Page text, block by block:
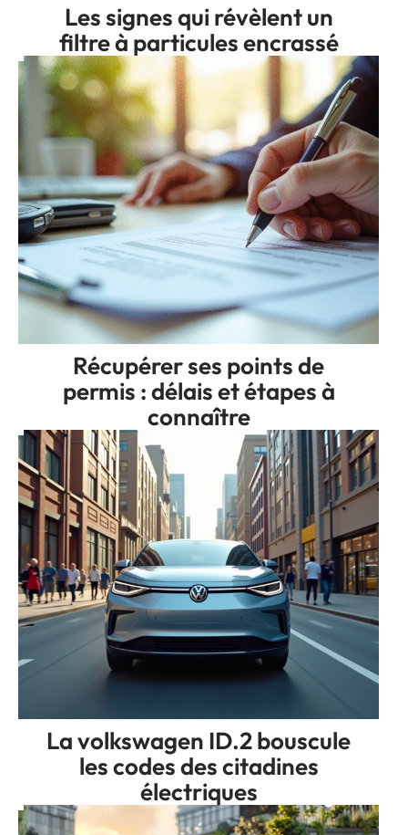
Les signes qui révèlent un
filtre à particules encrassé
Récupérer ses points de
permis : délais et étapes à
connaître
La volkswagen ID.2 bouscule
les codes des citadines
électriques